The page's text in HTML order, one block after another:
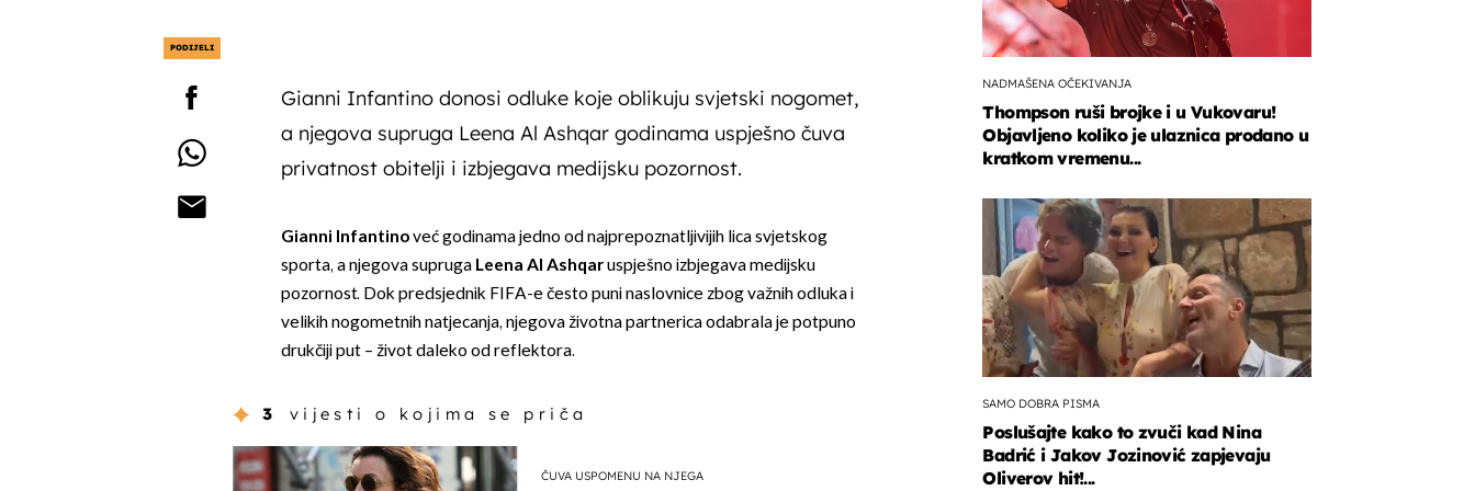
PODIJELI
Gianni Infantino donosi odluke koje oblikuju svjetski nogomet,
a njegova supruga Leena Al Ashqar godinama uspješno čuva
privatnost obitelji i izbjegava medijsku pozornost.
Gianni Infantinoveć godinama jedno od najprepoznatljivijih lica svjetskog
sporta, a njegova supruga Leena Al Ashqaruspješno izbjegava medijsku
pozornost. Dok predsjednik FIFA-e često puni naslovnice zbog važnih odluka i
velikih nogometnih natjecanja, njegova životna partnerica odabrala je potpuno
drukčiji put – život daleko od reflektora.
3 vijesti o kojima se priča
ČUVA USPOMENU NA NJEGA
NADMAŠENA OČEKIVANJA
Thompson ruši brojke i u Vukovaru!
Objavljeno koliko je ulaznica prodano u
kratkom vremenu...
SAMO DOBRA PISMA
Poslušajte kako to zvuči kad Nina
Badrić i Jakov Jozinović zapjevaju
Oliverov hit!...